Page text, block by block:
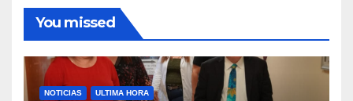
You missed
NOTICIAS ULTIMA HORA